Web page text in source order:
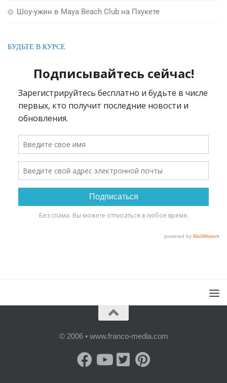
Шоу-ужин в Maya Beach Club на Пхукете
БУДЬТЕ В КУРСЕ
© 2006 • www.franco-media.com